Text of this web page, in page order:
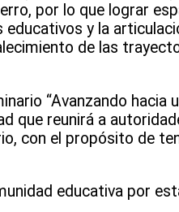
por lo que lograr
y la
de las
“Avanzando hacia
que reunirá a
con el propósito de
educativa por